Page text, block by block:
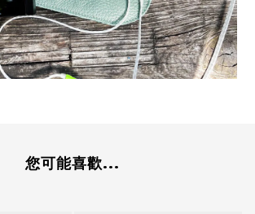
您可能喜歡...